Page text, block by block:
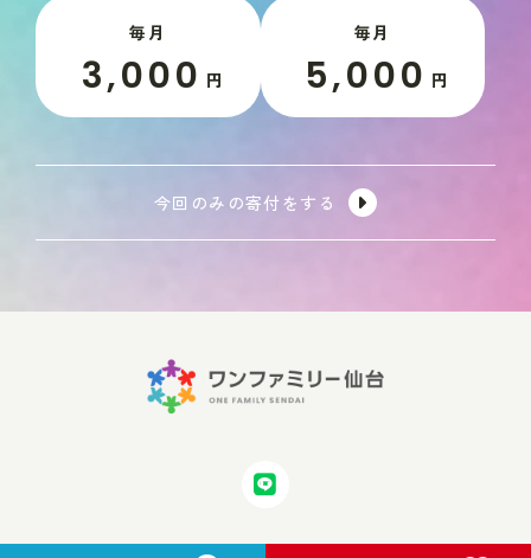
毎月
3,000 円
毎月
5,000 円
今回のみの寄付をする